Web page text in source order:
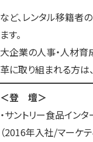
など、レンタル移籍者
ます。
大企業の人事・人材
革に取り組まれる方は
＜登 壇＞
・サントリー食品イ
（2016年入社/マーケテ